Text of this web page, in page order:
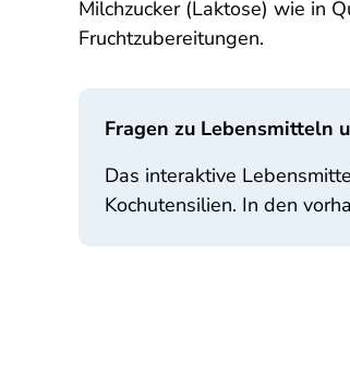
Milchzucker (Laktose) wie in
Fruchtzubereitungen.
Fragen zu Lebensmitteln
Das interaktive
Kochutensilien. In den